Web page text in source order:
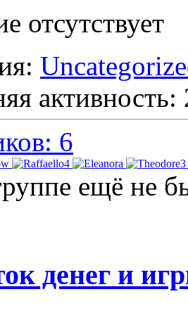
отсутствует
6
ещё не
денег и